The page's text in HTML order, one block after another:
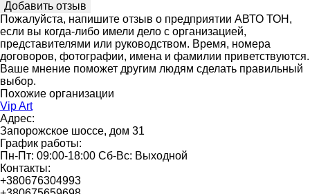
Пожалуйста, напишите отзыв о предприятии АВТО ТОН,
если вы когда-либо имели дело с организацией,
представителями или руководством. Время, номера
договоров, фотографии, имена и фамилии приветствуются.
Ваше мнение поможет другим людям сделать правильный
выбор.
Похожие организации
Vip Art
Адрес:
Запорожское шоссе, дом 31
График работы:
Пн-Пт: 09:00-18:00 Сб-Вс: Выходной
Контакты:
+380676304993